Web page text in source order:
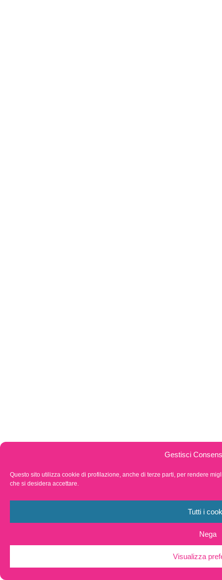
Gestisci
Questo sito utilizza cookie di profilazione, anche di terze parti, per rendere
che si desidera accettare.
Tutti i
Nega
Visualizza